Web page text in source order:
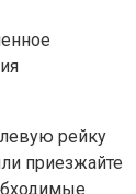
рейку
приезжайте